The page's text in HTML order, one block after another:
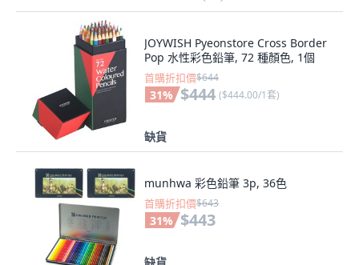
JOYWISH Pyeonstore Cross Border
Pop 水性彩色鉛筆, 72 種顏色, 1個
首購折扣價$644
31% $444 ($444.00/1套)
缺貨
munhwa 彩色鉛筆 3p, 36色
首購折扣價$643
31% $443